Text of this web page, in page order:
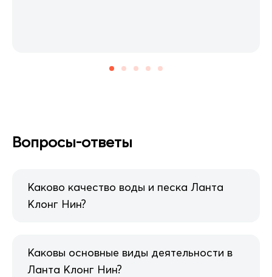
Вопросы-ответы
Каково качество воды и песка Ланта
Клонг Нин?
Каковы основные виды деятельности в
Ланта Клонг Нин?